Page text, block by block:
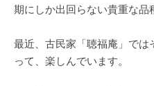
期にしか出回らない貴重な品
最近、古民家「聴福庵」では
って、楽しんでいます。